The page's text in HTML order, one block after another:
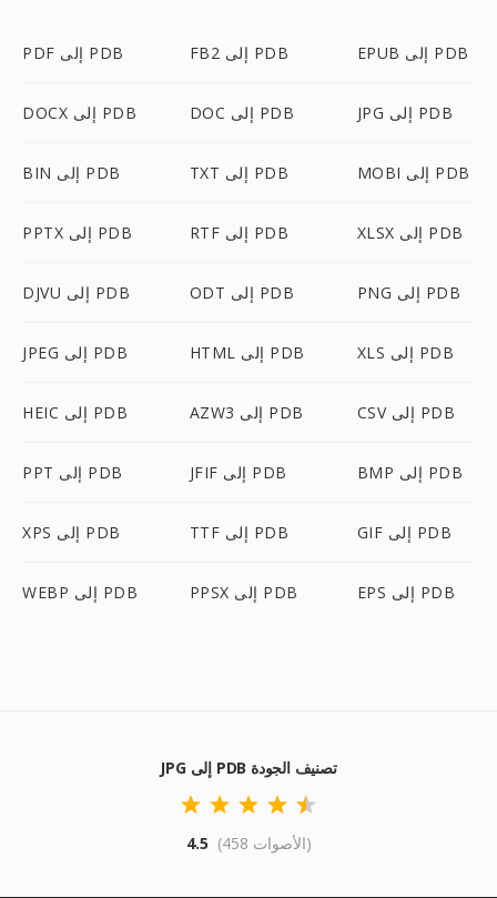
PDF إلى PDB FB2 إلى PDB EPUB إلى PDB
DOCX إلى PDB DOC إلى PDB JPG إلى PDB
BIN إلى PDB TXT إلى PDB MOBI إلى PDB
PPTX إلى PDB RTF إلى PDB XLSX إلى PDB
DJVU إلى PDB ODT إلى PDB PNG إلى PDB
JPEG إلى PDB HTML إلى PDB XLS إلى PDB
HEIC إلى PDB AZW3 إلى PDB CSV إلى PDB
PPT إلى PDB JFIF إلى PDB BMP إلى PDB
XPS إلى PDB TTF إلى PDB GIF إلى PDB
WEBP إلى PDB PPSX إلى PDB EPS إلى PDB
JPG إلى PDB تصنيف الجودة
4.5 (458 الأصوات)